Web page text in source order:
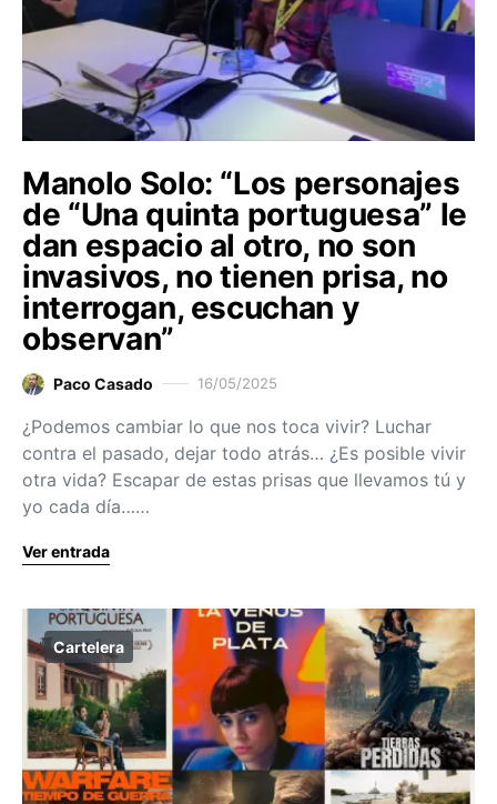
Manolo Solo: “Los personajes
de “Una quinta portuguesa” le
dan espacio al otro, no son
invasivos, no tienen prisa, no
interrogan, escuchan y
observan”
Paco Casado 16/05/2025
¿Podemos cambiar lo que nos toca vivir? Luchar
contra el pasado, dejar todo atrás… ¿Es posible vivir
otra vida? Escapar de estas prisas que llevamos tú y
yo cada día……
Ver entrada
Cartelera